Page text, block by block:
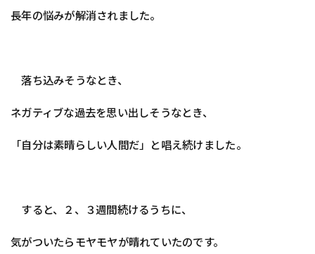
長年の悩みが解消されました。
落ち込みそうなとき、
ネガティブな過去を思い出しそうなとき、
「自分は素晴らしい人間だ」と唱え続けました。
すると、２、３週間続けるうちに、
気がついたらモヤモヤが晴れていたのです。